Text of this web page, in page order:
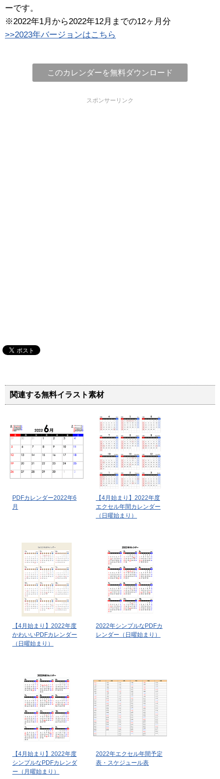
ーです。
※2022年1月から2022年12月までの12ヶ月分
>>2023年バージョンはこちら
このカレンダーを無料ダウンロード
スポンサーリンク
関連する無料イラスト素材
PDFカレンダー2022年6
月
【4月始まり】2022年度
エクセル年間カレンダー
（日曜始まり）
【4月始まり】2022年度
かわいいPDFカレンダー
（日曜始まり）
2022年シンプルなPDFカ
レンダー（日曜始まり）
【4月始まり】2022年度
シンプルなPDFカレンダ
ー（月曜始まり）
2022年エクセル年間予定
表・スケジュール表